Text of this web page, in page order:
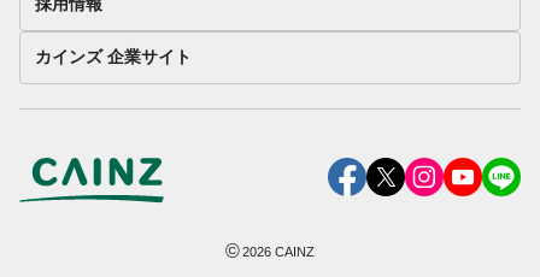
採用情報
カインズ 企業サイト
©2026 CAINZ